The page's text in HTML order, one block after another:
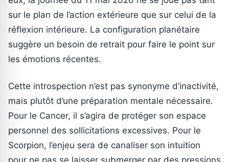
sur le plan de l’action extérieure que sur celui de la
réflexion intérieure. La configuration planétaire
suggère un besoin de retrait pour faire le point sur
les émotions récentes.
Cette introspection n’est pas synonyme d’inactivité,
mais plutôt d’une préparation mentale nécessaire.
Pour le Cancer, il s’agira de protéger son espace
personnel des sollicitations excessives. Pour le
Scorpion, l’enjeu sera de canaliser son intuition